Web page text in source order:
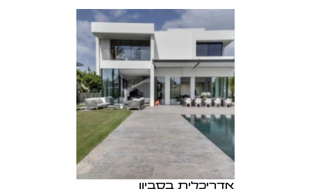
אדריכלית בסביון